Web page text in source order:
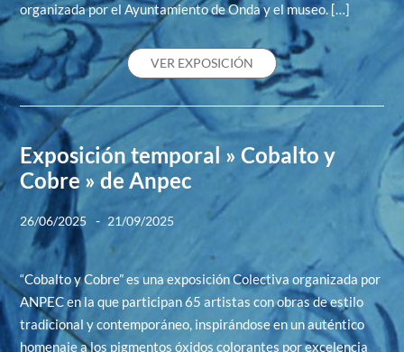
organizada por el Ayuntamiento de Onda y el museo. […]
VER EXPOSICIÓN
Exposición temporal » Cobalto y
Cobre » de Anpec
26/06/2025 - 21/09/2025
“Cobalto y Cobre” es una exposición Colectiva organizada por
ANPEC en la que participan 65 artistas con obras de estilo
tradicional y contemporáneo, inspirándose en un auténtico
homenaje a los pigmentos óxidos colorantes por excelencia